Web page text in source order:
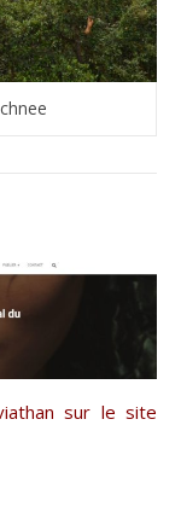
sur le site